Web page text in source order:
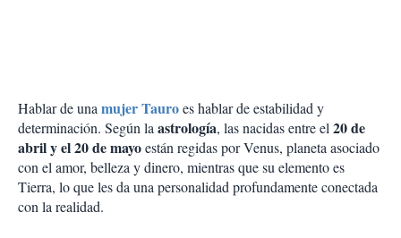
Hablar de unamujer Tauroes hablar de estabilidad y
determinación. Según laastrología, las nacidas entre el20 de
abril y el 20 de mayoestán regidas por Venus, planeta asociado
con el amor, belleza y dinero, mientras que su elemento es
Tierra, lo que les da una personalidad profundamente conectada
con la realidad.